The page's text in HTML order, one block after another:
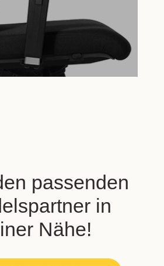
passenden
in
Nähe!